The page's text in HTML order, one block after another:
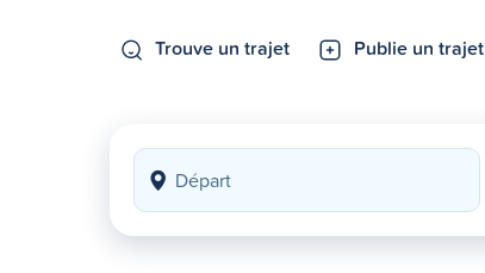
Trouve un trajet Publie un trajet